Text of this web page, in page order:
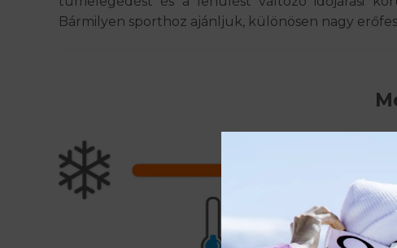
Bármilyen sporthoz ajánljuk, különösen nagy